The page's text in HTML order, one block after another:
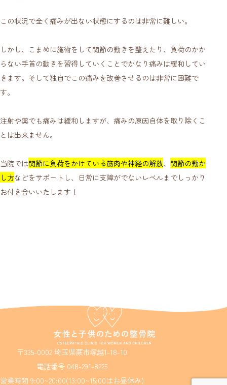
この状況で全く痛みが出ない状態にするのは非常に難しい。
しかし、こまめに施術をして関節の動きを整えたり、負荷のかか
らない手首の動きを習得していくことでかなり痛みは緩和してい
きます。そして独自でこの痛みを改善させるのは非常に困難で
す。
注射や薬でも痛みは緩和しますが、痛みの原因自体を取り除くこ
とは出来ません。
当院では関節に負荷をかけている筋肉や神経の解放、 関節の動か
し方などをサポートし、日常に支障がでないレベルまでしっかり
お付き合いいたします！
〒335-0002 埼玉県蕨市塚越1-18-10
電話番号 048-291-8225
営業時間 9:00~20:00(13:00~15:00はお昼休み)